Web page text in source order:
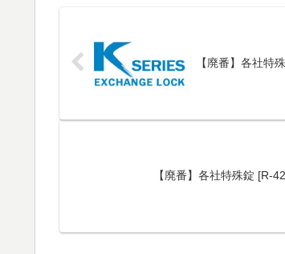
【廃番】各社特
【廃番】各社特殊錠 [R-